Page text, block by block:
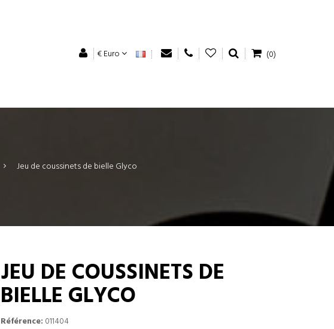
€ Euro (0)
> Jeu de coussinets de bielle Glyco
JEU DE COUSSINETS DE
BIELLE GLYCO
Référence: 011404